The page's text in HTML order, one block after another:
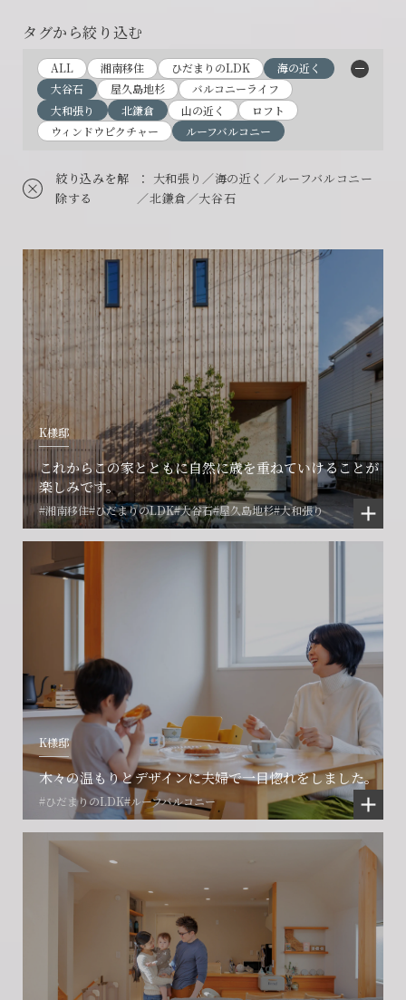
タグから絞り込む
ALL 湘南移住 ひだまりのLDK
海の近く
大谷石
屋久島地杉
バルコニーライフ
大和張り
北鎌倉 山の近く
ロフト
ウィンドウピクチャー
ルーフバルコニー
絞り込みを解
除する
： 大和張り／海の近く／ルーフバルコニー
／北鎌倉／大谷石
K様邸
これからこの家とともに自然に歳を重ねていけることが
楽しみです。
#湘南移住#ひだまりのLDK#大谷石#屋久島地杉#大和張り
K様邸
木々の温もりとデザインに夫婦で一目惚れをしました。
#ひだまりのLDK#ルーフバルコニー
会社に関することや物件についての
ご相談はこちら
フォームからのお問い合わせ
CONTACT
賃貸物件入居者様の
お困りごとのご相談はこちら
解約のお申し込み
土地の活用・賃貸経営に関する
ご相談はこちら
フォームからのお問い合わせ
CONTACT